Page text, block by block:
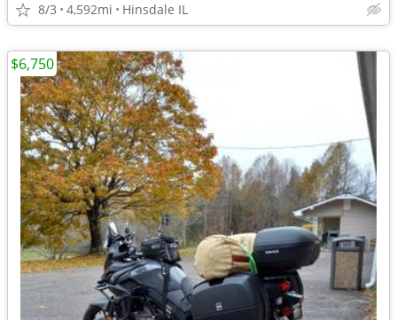
8/3 4,592mi Hinsdale IL
$6,750